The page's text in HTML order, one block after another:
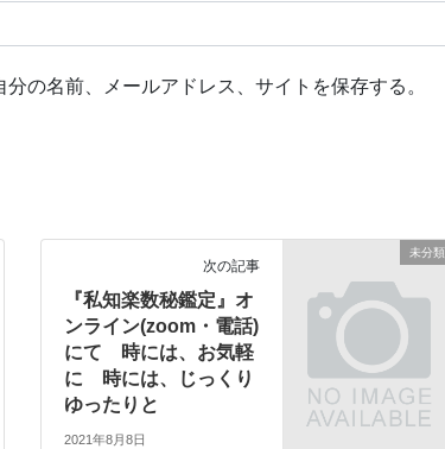
の名前、メールアドレス、サイトを保存する。
未分類
次の記事
『私知楽数秘鑑定』オ
ンライン(zoom・電話)
にて 時には、お気軽
に 時には、じっくり
ゆったりと
2021年8月8日